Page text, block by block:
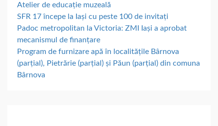
Atelier de educație muzeală
SFR 17 începe la Iași cu peste 100 de invitați
Padoc metropolitan la Victoria: ZMI Iași a aprobat
mecanismul de finanțare
Program de furnizare apă în localitățile Bârnova
(parțial), Pietrărie (parțial) și Păun (parțial) din comuna
Bârnova